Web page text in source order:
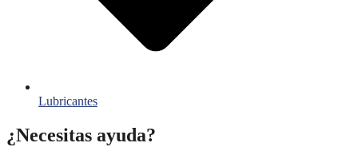
Lubricantes
¿Necesitas ayuda?